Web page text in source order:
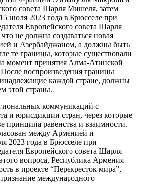
совета Шарля Мишеля, затем
июля 2023 года в Брюсселе при
Европейского совета Шарля
не должна создаваться новая
и Азербайджаном, а должны быть
те границы, которые существовали
момент принятия Алма-Атинской
воспроизведения границы
каждой стране, должны
этой страны.
коммуникаций с
и юрисдикции стран, через которые
принципа равенства и взаимности.
между Арменией и
2023 года в Брюсселе при
Европейского совета Шарля
вопроса, Республика Армения
в проекте “Перекресток мира”,
международного